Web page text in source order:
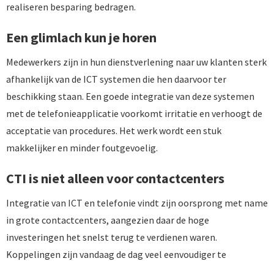
realiseren besparing bedragen.
Een glimlach kun je horen
Medewerkers zijn in hun dienstverlening naar uw klanten sterk
afhankelijk van de ICT systemen die hen daarvoor ter
beschikking staan. Een goede integratie van deze systemen
met de telefonieapplicatie voorkomt irritatie en verhoogt de
acceptatie van procedures. Het werk wordt een stuk
makkelijker en minder foutgevoelig.
CTI is niet alleen voor contactcenters
Integratie van ICT en telefonie vindt zijn oorsprong met name
in grote contactcenters, aangezien daar de hoge
investeringen het snelst terug te verdienen waren.
Koppelingen zijn vandaag de dag veel eenvoudiger te